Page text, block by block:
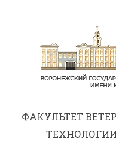
ФАКУЛЬТЕТ